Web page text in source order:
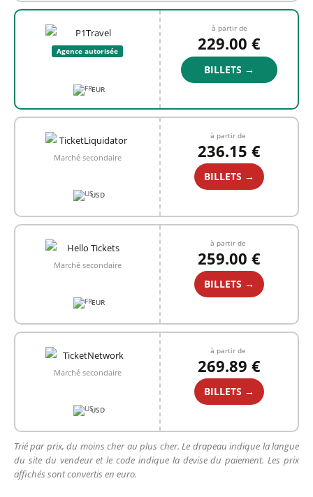
Agence autorisée
EUR
à partir de
229.00 €
BILLETS →
Marché secondaire
USD
à partir de
236.15 €
BILLETS →
Marché secondaire
EUR
à partir de
259.00 €
BILLETS →
Marché secondaire
USD
à partir de
269.89 €
BILLETS →
Trié par prix, du moins cher au plus cher. Le drapeau indique la langue
du site du vendeur et le code indique la devise du paiement. Les prix
affichés sont convertis en euro.